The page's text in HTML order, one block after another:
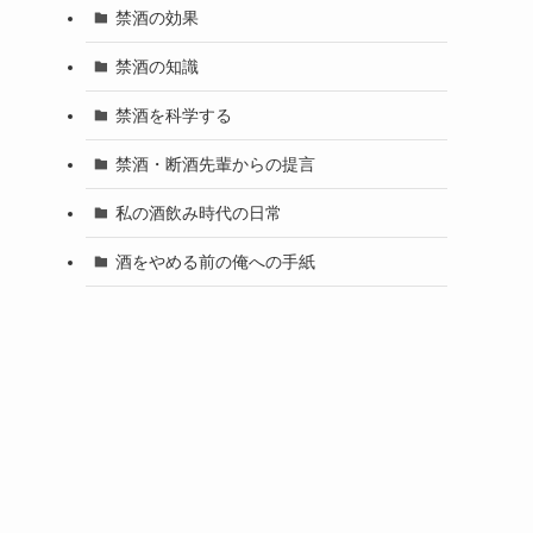
禁酒の効果
禁酒の知識
禁酒を科学する
禁酒・断酒先輩からの提言
私の酒飲み時代の日常
酒をやめる前の俺への手紙